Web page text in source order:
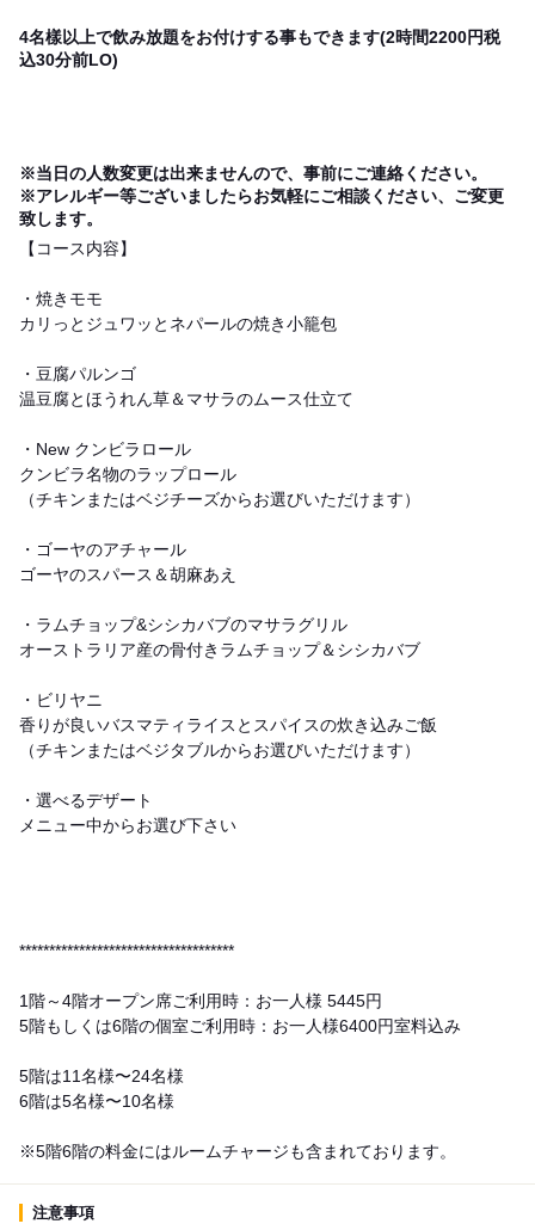
4名樣以上で飲み放題をお付けする事もできます(2時間2200円税
込30分前LO)
※当日の人数変更は出来ませんので、事前にご連絡ください。
※アレルギー等ございましたらお気軽にご相談ください、ご変更
致します。
【コース内容】
・焼きモモ
カリっとジュワッとネパールの焼き小籠包
・豆腐パルンゴ
温豆腐とほうれん草＆マサラのムース仕立て
・New クンビラロール
クンビラ名物のラップロール
（チキンまたはベジチーズからお選びいただけます）
・ゴーヤのアチャール
ゴーヤのスパース＆胡麻あえ
・ラムチョップ&シシカバブのマサラグリル
オーストラリア産の骨付きラムチョップ＆シシカバブ
・ビリヤニ
香りが良いバスマティライスとスパイスの炊き込みご飯
（チキンまたはベジタブルからお選びいただけます）
・選べるデザート
メニュー中からお選び下さい
************************************
1階～4階オープン席ご利用時：お一人様 5445円
5階もしくは6階の個室ご利用時：お一人様6400円室料込み
5階は11名様〜24名様
6階は5名様〜10名様
※5階6階の料金にはルームチャージも含まれております。
注意事項